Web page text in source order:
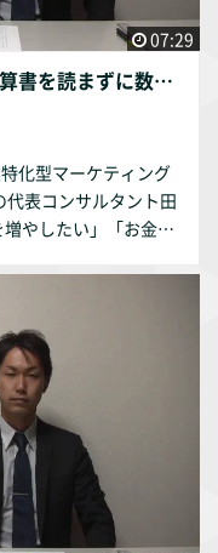
07:29
Vol.5：B/SとP/Lの繋がり編 決算書を読まずに数字を捉える方法
化型マーケティング
表コンサルタント田
やしたい」「お金を
です。 そこで、決算
びつける」というゴ
て頂こうと考えてお
ず」に「捉える」と
繋がり編」です。